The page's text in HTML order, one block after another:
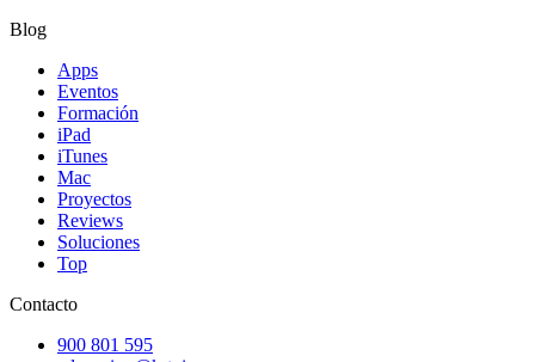
Blog
Apps
Eventos
Formación
iPad
iTunes
Mac
Proyectos
Reviews
Soluciones
Top
Contacto
900 801 595